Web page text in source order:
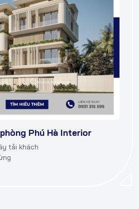
Phú Hà Interior
tải khách